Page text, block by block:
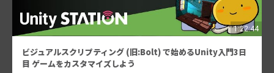
1:22:44
ビジュアルスクリプティング (旧:Bolt) で始めるUnity入門3日
目 ゲームをカスタマイズしよう